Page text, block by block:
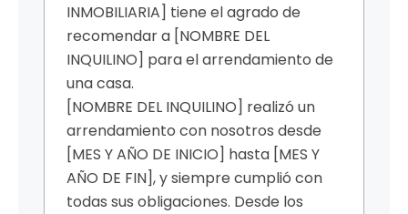
INMOBILIARIA] tiene el agrado de
recomendar a [NOMBRE DEL
INQUILINO] para el arrendamiento de
una casa.
[NOMBRE DEL INQUILINO] realizó un
arrendamiento con nosotros desde
[MES Y AÑO DE INICIO] hasta [MES Y
AÑO DE FIN], y siempre cumplió con
todas sus obligaciones. Desde los